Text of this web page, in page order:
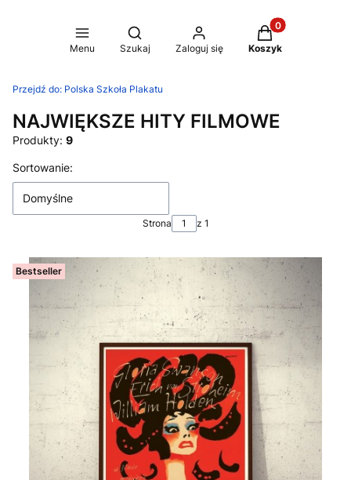
Menu
Otwórz wyszukiwarkę
Szukaj Zaloguj się
Produkty w
Koszyk
Przejdź do: Polska Szkoła Plakatu
NAJWIĘKSZE HITY FILMOWE
Produkty: 9
Lista produktów
Sortowanie:
Domyślne
Strona z 1
Bestseller